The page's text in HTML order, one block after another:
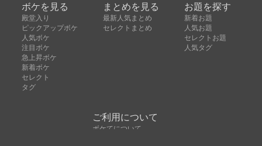
ボケを見る
殿堂入り
ピックアップボケ
人気ボケ
注目ボケ
急上昇ボケ
新着ボケ
セレクト
タグ
まとめを見る
最新人気まとめ
セレクトまとめ
お題を探す
新着お題
人気お題
セレクトお題
人気タグ
ご利用について
ボケてについて